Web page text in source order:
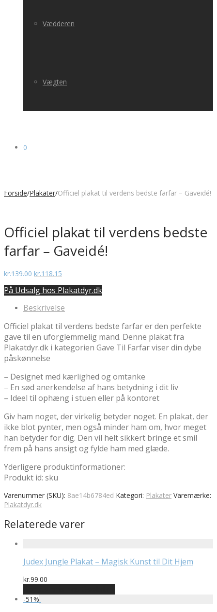
Vædderen
Vægten
0
Forside/Plakater/Officiel plakat til verdens bedste farfar – Gaveidé!
Officiel plakat til verdens bedste
farfar – Gaveidé!
kr.139.00 Den
pris
kr.139.00.
kr.118.15
pris
kr.118.15.
På Udsalg hos Plakatdyr.dk
Beskrivelse
Officiel plakat til verdens bedste farfar er den perfekte
gave til en uforglemmelig mand. Denne plakat fra
Plakatdyr.dk i kategorien Gave Til Farfar viser din dybe
påskønnelse
– Designet med kærlighed og omtanke
– En sød anerkendelse af hans betydning i dit liv
– Ideel til ophæng i stuen eller på kontoret
Giv ham noget, der virkelig betyder noget. En plakat, der
ikke blot pynter, men også minder ham om, hvor meget
han betyder for dig. Den vil helt sikkert bringe et smil
frem på hans ansigt og fylde ham med glæde.
Yderligere produktinformationer:
Produkt id: sku
Varenummer (SKU): 8ae14b6784ed Kategori: Plakater Varemærke:
Plakatdyr.dk
Relaterede varer
Judex Jungle Plakat – Magisk Kunst til Dit Hjem
kr.99.00
-51%